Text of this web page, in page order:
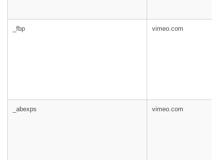
_fbp vimeo.com
_abexps vimeo.com